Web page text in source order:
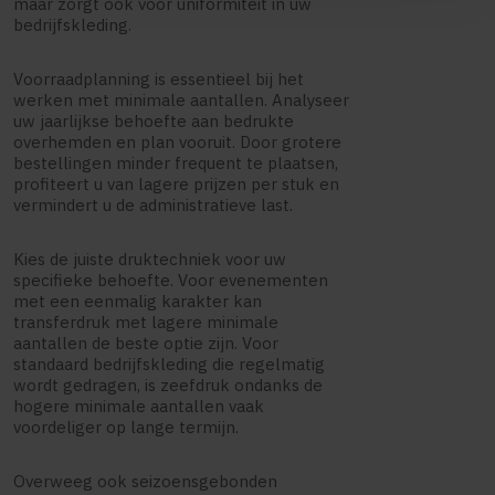
maar zorgt ook voor uniformiteit in uw
bedrijfskleding.
Voorraadplanning is essentieel bij het
werken met minimale aantallen. Analyseer
uw jaarlijkse behoefte aan bedrukte
overhemden en plan vooruit. Door grotere
bestellingen minder frequent te plaatsen,
profiteert u van lagere prijzen per stuk en
vermindert u de administratieve last.
Kies de juiste druktechniek voor uw
specifieke behoefte. Voor evenementen
met een eenmalig karakter kan
transferdruk met lagere minimale
aantallen de beste optie zijn. Voor
standaard bedrijfskleding die regelmatig
wordt gedragen, is zeefdruk ondanks de
hogere minimale aantallen vaak
voordeliger op lange termijn.
Overweeg ook seizoensgebonden